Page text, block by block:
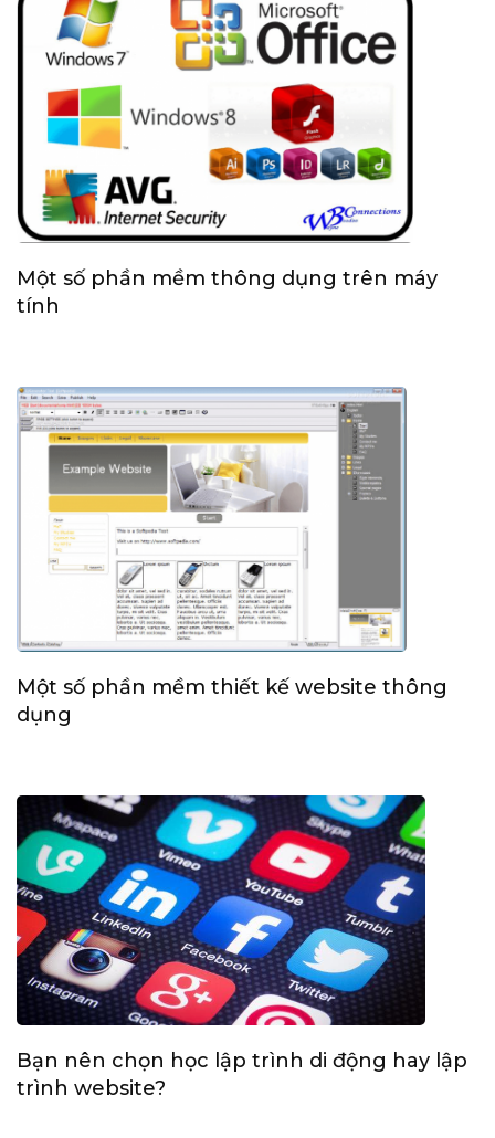
Một số phần mềm thông dụng trên máy
tính
Một số phần mềm thiết kế website thông
dụng
Bạn nên chọn học lập trình di động hay lập
trình website?